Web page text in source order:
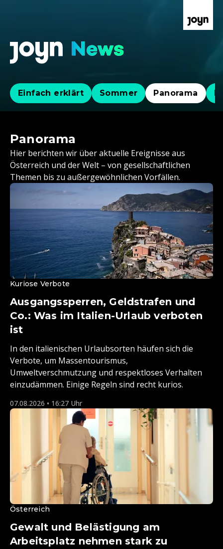
Einfach erklärt Sommer Panorama
Panorama
Hier berichten wir über aktuelle Ereignisse aus
Österreich und der Welt – von gesellschaftlichen
Themen bis zu außergewöhnlichen Vorfällen.
Kuriose Verbote
Ausgangssperren, Geldstrafen und
Co.: Was im Italien-Urlaub verboten
ist
In den italienischen Urlaubsorten häufen sich die
Verbote, um Massentourismus,
Umweltverschmutzung und respektloses Verhalten
einzudämmen. Einige Regeln sind recht kurios.
07.08.2026 • 16:27 Uhr
Österreich
Gewalt und Belästigung am
Arbeitsplatz nehmen stark zu